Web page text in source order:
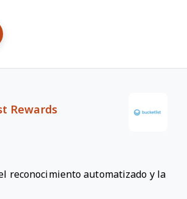
Rewards
reconocimiento automatizado y la